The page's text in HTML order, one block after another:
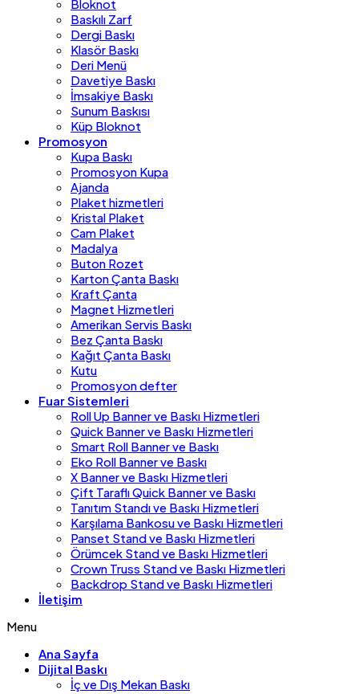
Bloknot
Baskılı Zarf
Dergi Baskı
Klasör Baskı
Deri Menü
Davetiye Baskı
İmsakiye Baskı
Sunum Baskısı
Küp Bloknot
Promosyon
Kupa Baskı
Promosyon Kupa
Ajanda
Plaket hizmetleri
Kristal Plaket
Cam Plaket
Madalya
Buton Rozet
Karton Çanta Baskı
Kraft Çanta
Magnet Hizmetleri
Amerikan Servis Baskı
Bez Çanta Baskı
Kağıt Çanta Baskı
Kutu
Promosyon defter
Fuar Sistemleri
Roll Up Banner ve Baskı Hizmetleri
Quick Banner ve Baskı Hizmetleri
Smart Roll Banner ve Baskı
Eko Roll Banner ve Baskı
X Banner ve Baskı Hizmetleri
Çift Taraflı Quick Banner ve Baskı
Tanıtım Standı ve Baskı Hizmetleri
Karşılama Bankosu ve Baskı Hizmetleri
Panset Stand ve Baskı Hizmetleri
Örümcek Stand ve Baskı Hizmetleri
Crown Truss Stand ve Baskı Hizmetleri
Backdrop Stand ve Baskı Hizmetleri
İletişim
Menu
Ana Sayfa
Dijital Baskı
İç ve Dış Mekan Baskı